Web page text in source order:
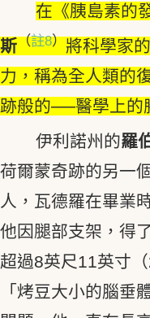
在《胰島素的
斯（註8）將科學家
力，稱為全人類的
跡般的──醫學上的
伊利諾州的羅
荷爾蒙奇跡的另一
人，瓦德羅在畢業
他因腿部支架，得
超過8英尺11英寸
「烤豆大小的腦垂